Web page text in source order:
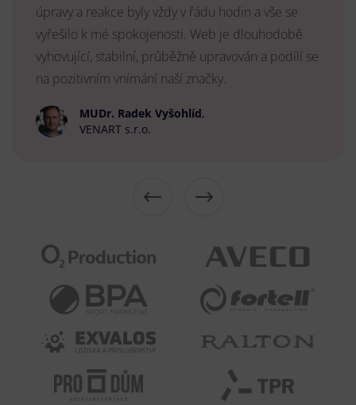
úpravy a reakce byly vždy v řádu hodin a vše se
vyřešilo k mé spokojenosti. Web je dlouhodobě
vyhovující, stabilní, průběžně upravován a podílí se
na pozitivním vnímání naší značky.
MUDr. Radek Vyšohlíd,
VENART s.r.o.